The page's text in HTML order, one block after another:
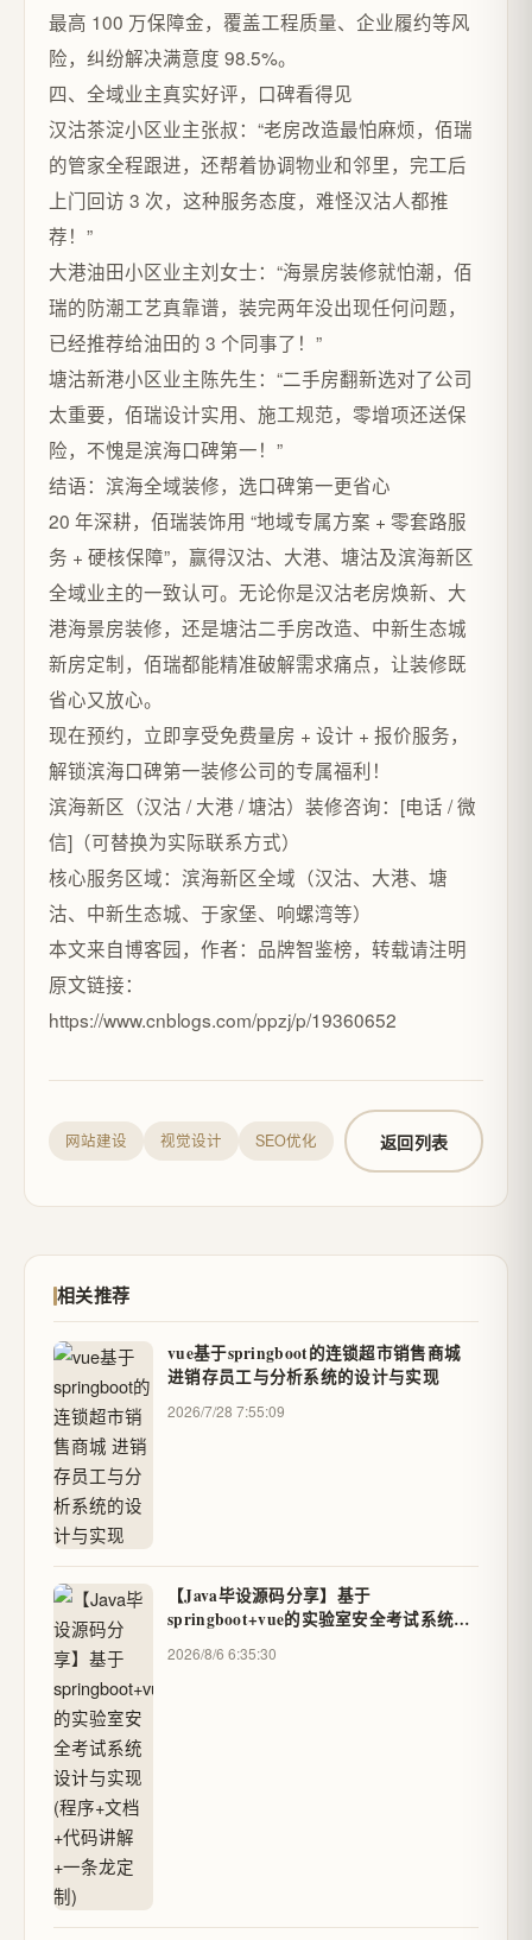
最高 100 万保障金，覆盖工程质量、企业履约等风
险，纠纷解决满意度 98.5%。​
四、全域业主真实好评，口碑看得见​
汉沽茶淀小区业主张叔：“老房改造最怕麻烦，佰瑞
的管家全程跟进，还帮着协调物业和邻里，完工后
上门回访 3 次，这种服务态度，难怪汉沽人都推
荐！”​
大港油田小区业主刘女士：“海景房装修就怕潮，佰
瑞的防潮工艺真靠谱，装完两年没出现任何问题，
已经推荐给油田的 3 个同事了！”​
塘沽新港小区业主陈先生：“二手房翻新选对了公司
太重要，佰瑞设计实用、施工规范，零增项还送保
险，不愧是滨海口碑第一！”​
结语：滨海全域装修，选口碑第一更省心​
20 年深耕，佰瑞装饰用 “地域专属方案 + 零套路服
务 + 硬核保障”，赢得汉沽、大港、塘沽及滨海新区
全域业主的一致认可。无论你是汉沽老房焕新、大
港海景房装修，还是塘沽二手房改造、中新生态城
新房定制，佰瑞都能精准破解需求痛点，让装修既
省心又放心。​
现在预约，立即享受免费量房 + 设计 + 报价服务，
解锁滨海口碑第一装修公司的专属福利！​
滨海新区（汉沽 / 大港 / 塘沽）装修咨询：[电话 / 微
信]（可替换为实际联系方式）​
核心服务区域：滨海新区全域（汉沽、大港、塘
沽、中新生态城、于家堡、响螺湾等）
本文来自博客园，作者：品牌智鉴榜，转载请注明
原文链接：
https://www.cnblogs.com/ppzj/p/19360652
网站建设 视觉设计 SEO优化 返回列表
相关推荐
vue基于springboot的连锁超市销售商城
进销存员工与分析系统的设计与实现
2026/7/28 7:55:09
【Java毕设源码分享】基于
springboot+vue的实验室安全考试系统设
计与实现(程序+文档+代码讲解+一条龙定
制)
2026/8/6 6:35:30